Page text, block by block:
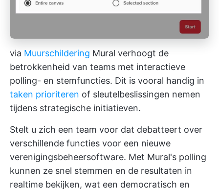
via Muurschildering Mural verhoogt de
betrokkenheid van teams met interactieve
polling- en stemfuncties. Dit is vooral handig in
taken prioriteren of sleutelbeslissingen nemen
tijdens strategische initiatieven.
Stelt u zich een team voor dat debatteert over
verschillende functies voor een nieuwe
verenigingsbeheersoftware. Met Mural's polling
kunnen ze snel stemmen en de resultaten in
realtime bekijken, wat een democratisch en